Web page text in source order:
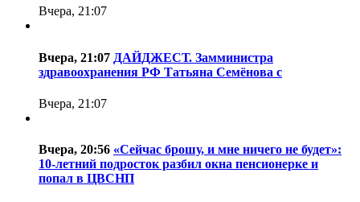
Вчера, 21:07
Вчера, 21:07 ДАЙДЖЕСТ. Замминистра
здравоохранения РФ Татьяна Семёнова с
Вчера, 21:07
Вчера, 20:56 «Сейчас брошу, и мне ничего не будет»:
10-летний подросток разбил окна пенсионерке и
попал в ЦВСНП